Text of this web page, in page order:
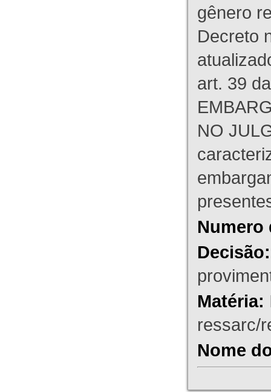
gênero
Decreto
art. 39
NO
Numero
Decisão:
Matéria:
ressarc/
Nome